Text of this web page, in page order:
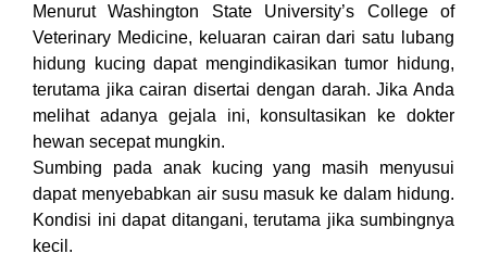
Menurut Washington State University’s College of
Veterinary Medicine, keluaran cairan dari satu lubang
hidung kucing dapat mengindikasikan tumor hidung,
terutama jika cairan disertai dengan darah. Jika Anda
melihat adanya gejala ini, konsultasikan ke dokter
hewan secepat mungkin.
Sumbing pada anak kucing yang masih menyusui
dapat menyebabkan air susu masuk ke dalam hidung.
Kondisi ini dapat ditangani, terutama jika sumbingnya
kecil.